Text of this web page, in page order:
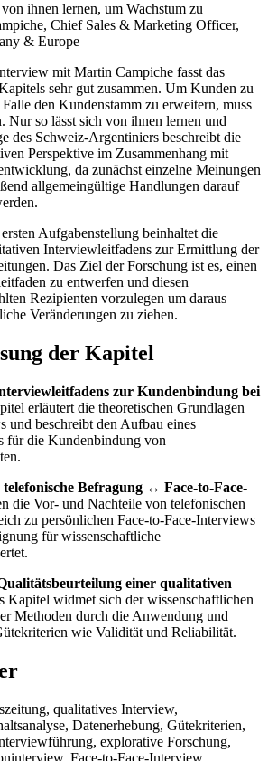
ihnen lernen, um Wachstum zu
Chief Sales & Marketing Officer,
& Europe
mit Martin Campiche fasst das
sehr gut zusammen. Um Kunden zu
den Kundenstamm zu erweitern, muss
Nur so lässt sich von ihnen lernen und
des Schweiz-Argentiniers beschreibt die
Perspektive im Zusammenhang mit
da zunächst einzelne Meinungen
allgemeingültige Handlungen darauf
Aufgabenstellung beinhaltet die
Interviewleitfadens zur Ermittlung der
Das Ziel der Forschung ist es, einen
zu entwerfen und diesen
Rezipienten vorzulegen um daraus
Veränderungen zu ziehen.
der Kapitel
zur Kundenbindung bei
erläutert die theoretischen Grundlagen
und beschreibt den Aufbau eines
für die Kundenbindung von
telefonische Befragung ↔ Face-to-Face-
die Vor- und Nachteile von telefonischen
zu persönlichen Face-to-Face-Interviews
für wissenschaftliche
einer qualitativen
Kapitel widmet sich der wissenschaftlichen
Methoden durch die Anwendung und
wie Validität und Reliabilität.
qualitatives Interview,
Datenerhebung, Gütekriterien,
explorative Forschung,
Face-to-Face-Interview,